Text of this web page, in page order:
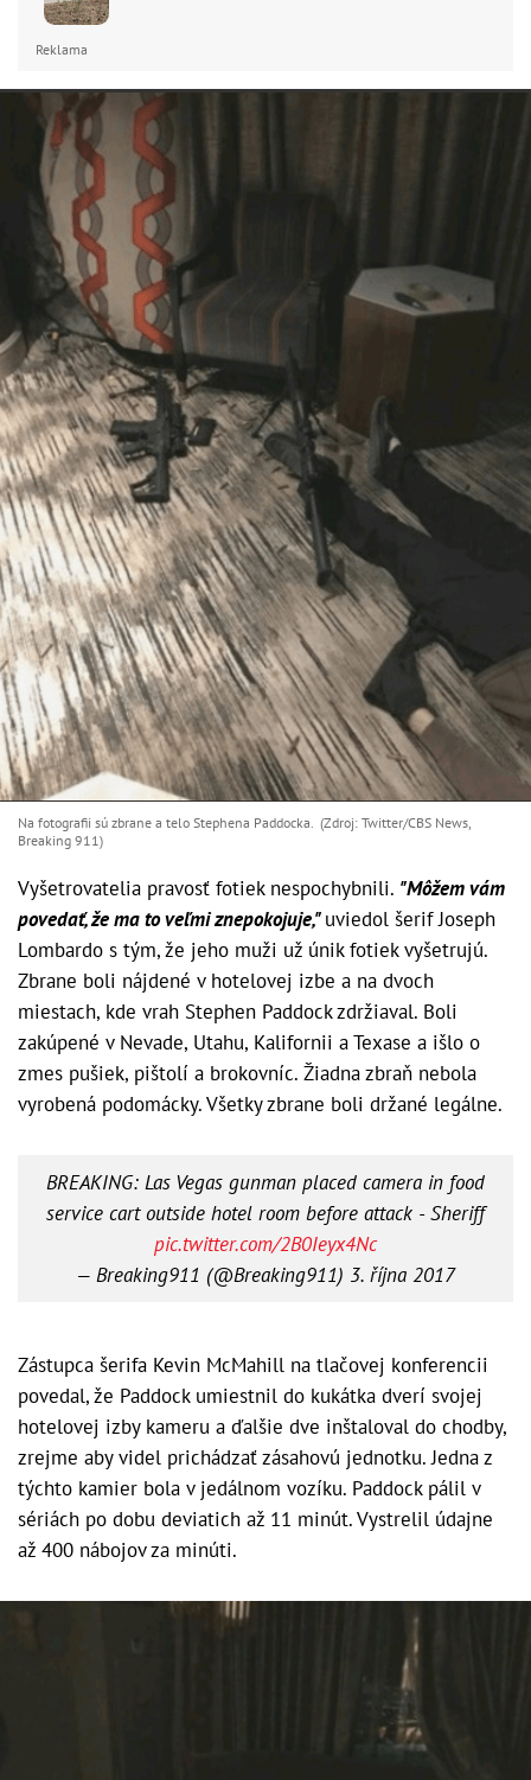
Reklama
Na fotografii sú zbrane a telo Stephena Paddocka. (Zdroj: Twitter/CBS News,
Breaking 911)
Vyšetrovatelia pravosť fotiek nespochybnili. "Môžem vám
povedať, že ma to veľmi znepokojuje,"uviedol šerif Joseph
Lombardo s tým, že jeho muži už únik fotiek vyšetrujú.
Zbrane boli nájdené v hotelovej izbe a na dvoch
miestach, kde vrah Stephen Paddock zdržiaval. Boli
zakúpené v Nevade, Utahu, Kalifornii a Texase a išlo o
zmes pušiek, pištolí a brokovníc. Žiadna zbraň nebola
vyrobená podomácky. Všetky zbrane boli držané legálne.
BREAKING: Las Vegas gunman placed camera in food
service cart outside hotel room before attack - Sheriff
pic.twitter.com/2B0Ieyx4Nc
— Breaking911 (@Breaking911) 3. října 2017
Zástupca šerifa Kevin McMahill na tlačovej konferencii
povedal, že Paddock umiestnil do kukátka dverí svojej
hotelovej izby kameru a ďalšie dve inštaloval do chodby,
zrejme aby videl prichádzať zásahovú jednotku. Jedna z
týchto kamier bola v jedálnom vozíku. Paddock pálil v
sériách po dobu deviatich až 11 minút. Vystrelil údajne
až 400 nábojov za minúti.